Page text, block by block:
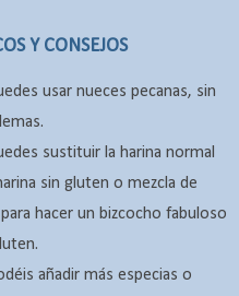
Y CONSEJOS
usar nueces pecanas, sin
sustituir la harina normal
sin gluten o mezcla de
hacer un bizcocho fabuloso
añadir más especias o